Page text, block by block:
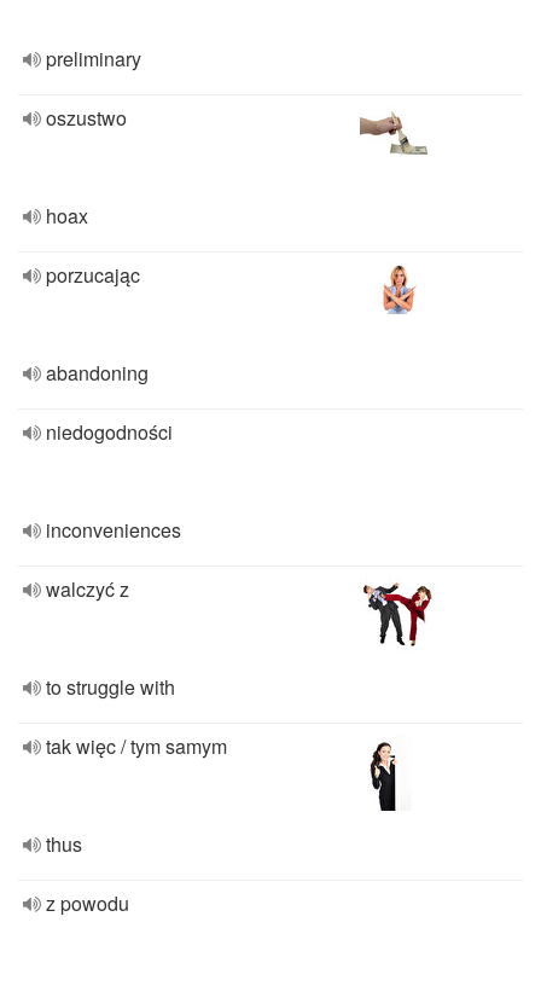
preliminary
oszustwo
hoax
porzucając
abandoning
niedogodności
inconveniences
walczyć z
to struggle with
tak więc / tym samym
thus
z powodu